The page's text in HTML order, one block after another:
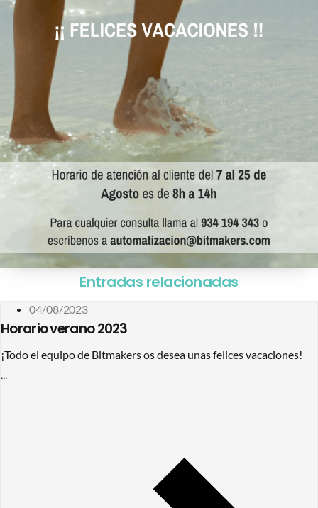
Entradas relacionadas
04/08/2023
Horario verano 2023
¡Todo el equipo de Bitmakers os desea unas felices vacaciones!
...